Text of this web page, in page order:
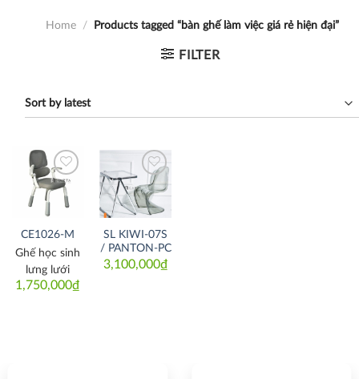
Home / Products tagged “bàn ghế làm việc giá rẻ hiện đại”
FILTER
Thích
CE1026-M
1,750,000₫
Ghế học sinh
lưng lưới
Thích
SL KIWI-07S
/ PANTON-PC
3,100,000₫